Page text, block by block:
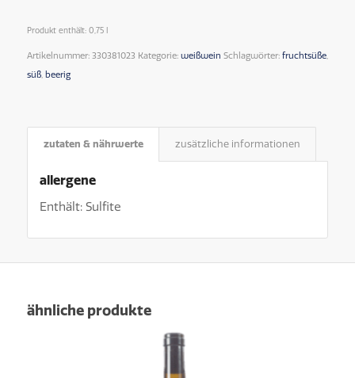
Produkt enthält: 0,75
Artikelnummer: 330381023 Kategorie: weißwein Schlagwörter: fruchtsüße,
süß, beerig
zutaten & nährwerte zusätzliche informationen
allergene
Enthält: Sulfite
ähnliche produkte